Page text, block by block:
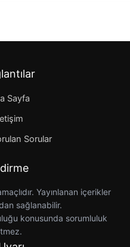
Sayfa
Sorular
Yayınlanan içerikler
sağlanabilir.
konusunda sorumluluk